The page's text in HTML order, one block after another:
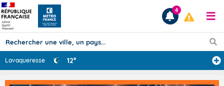
Prévisions
4
Lavaqueresse 12°